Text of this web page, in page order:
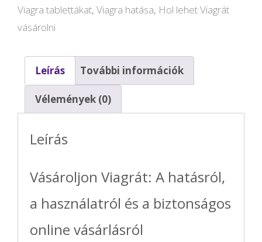
Viagra tablettákat, Viagra hatása, Hol lehet Viagrát
vásárolni
Leírás További információk
Vélemények (0)
Leírás
Vásároljon Viagrát: A hatásról,
a használatról és a biztonságos
online vásárlásról